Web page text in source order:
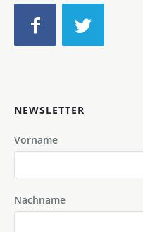
NEWSLETTER
Vorname
Nachname